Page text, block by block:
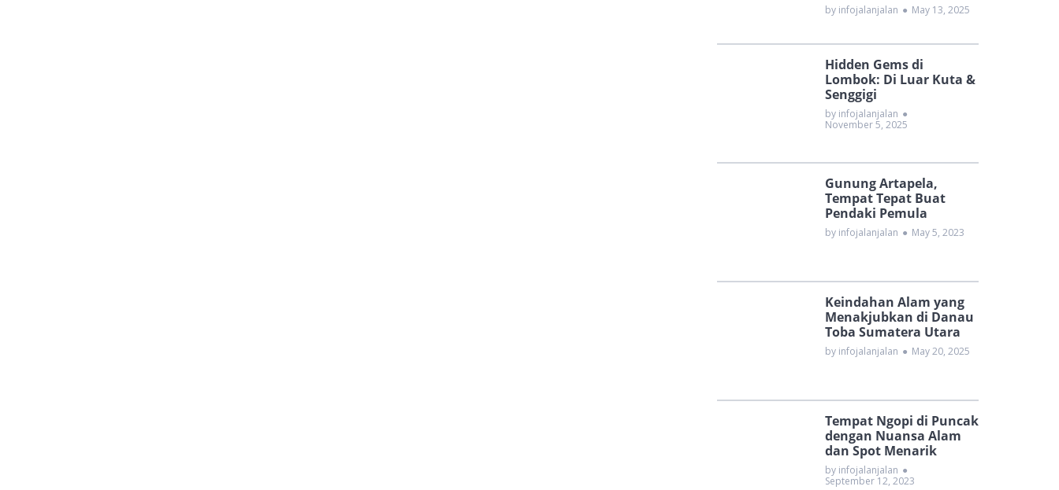
by infojalanjalan ● May 13, 2025
Hidden Gems di
Lombok: Di Luar Kuta &
Senggigi
by infojalanjalan ●
November 5, 2025
Gunung Artapela,
Tempat Tepat Buat
Pendaki Pemula
by infojalanjalan ● May 5, 2023
Keindahan Alam yang
Menakjubkan di Danau
Toba Sumatera Utara
by infojalanjalan ● May 20, 2025
Tempat Ngopi di Puncak
dengan Nuansa Alam
dan Spot Menarik
by infojalanjalan ●
September 12, 2023